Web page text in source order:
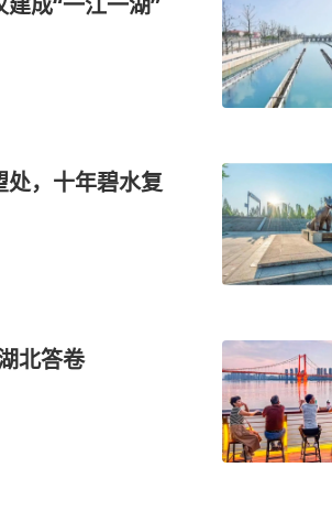
处，十年碧水复
北答卷